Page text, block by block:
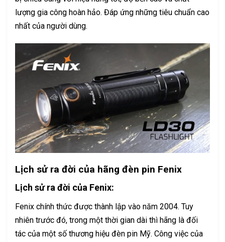
lượng gia công hoàn hảo. Đáp ứng những tiêu chuẩn cao
nhất của người dùng.
Lịch sử ra đời của hãng đèn pin Fenix
Lịch sử ra đời của Fenix:
Fenix chính thức được thành lập vào năm 2004. Tuy
nhiên trước đó, trong một thời gian dài thì hãng là đối
tác của một số thương hiệu đèn pin Mỹ. Công việc của